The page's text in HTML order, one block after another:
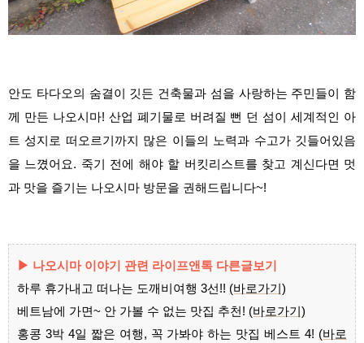
안도 타다오의 숨결이 깃든 건축물과 섬을 사랑하는 주민들이 함
께 만든 나오시마! 산업 폐기물로 버려질 뻔 던 섬이 세계적인 아
트 성지로 떠오르기까지 많은 이들의 노력과 수고가 깃들어있음
을 느꼈어요. 죽기 전에 해야 할 버킷리스트를 찾고 계신다면 멋
과 맛을 즐기는 나오시마 방문을 권해드립니다~!
▶ 나오시마 이야기
관련 라이프앤톡 다른글보기
하루 휴가내고 떠나는 도깨비여행 3선!! (바로가기)
베트남에 가면~ 안 가볼 수 없는 맛집 추천! (바로가기)
홍콩 3박 4일 짧은 여행, 꼭 가봐야 하는 맛집 베스트 4! (바로